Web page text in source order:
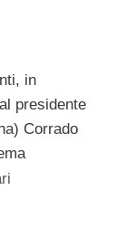
in
presidente
Corrado